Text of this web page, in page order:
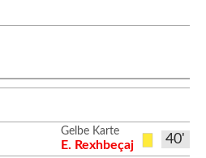
40'
Gelbe Karte
E. Rexhbeçaj